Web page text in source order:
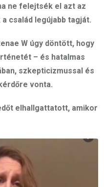
ne felejtsék el azt az
család legújabb tagját.
W úgy döntött, hogy
– és hatalmas
szkepticizmussal és
vonta.
elhallgattatott, amikor